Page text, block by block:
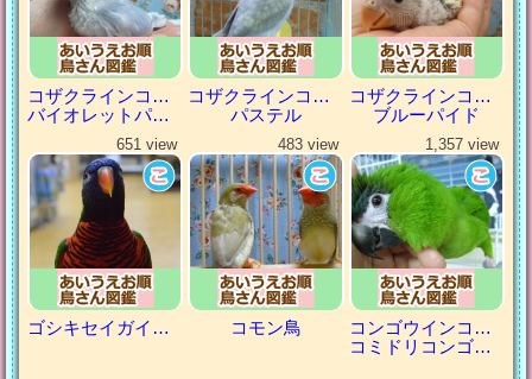
コザクラインコ（小桜インコ）
バイオレットパイド
コザクラインコ（小桜インコ）
パステル
コザクラインコ（小桜インコ）
ブルーパイド
651 view
ゴシキセイガイインコ
483 view
コモン鳥
1,357 view
コンゴウインコの仲間
コミドリコンゴウインコ